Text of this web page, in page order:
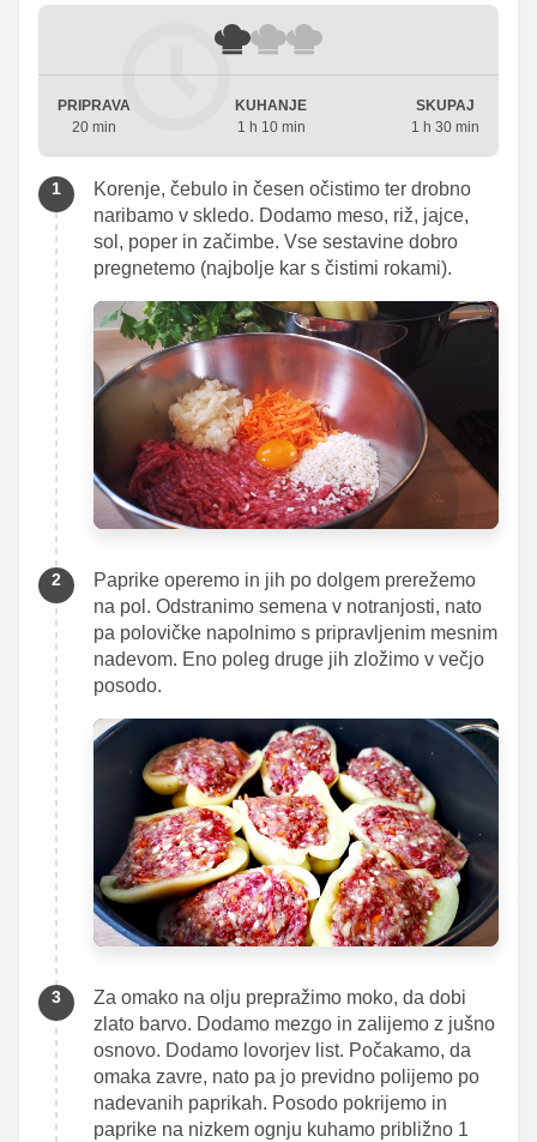
PRIPRAVA
20 min
KUHANJE
1 h 10 min
SKUPAJ
1 h 30 min
Korenje, čebulo in česen očistimo ter drobno
naribamo v skledo. Dodamo meso, riž, jajce,
sol, poper in začimbe. Vse sestavine dobro
pregnetemo (najbolje kar s čistimi rokami).
Paprike operemo in jih po dolgem prerežemo
na pol. Odstranimo semena v notranjosti, nato
pa polovičke napolnimo s pripravljenim mesnim
nadevom. Eno poleg druge jih zložimo v večjo
posodo.
Za omako na olju prepražimo moko, da dobi
zlato barvo. Dodamo mezgo in zalijemo z jušno
osnovo. Dodamo lovorjev list. Počakamo, da
omaka zavre, nato pa jo previdno polijemo po
nadevanih paprikah. Posodo pokrijemo in
paprike na nizkem ognju kuhamo približno 1